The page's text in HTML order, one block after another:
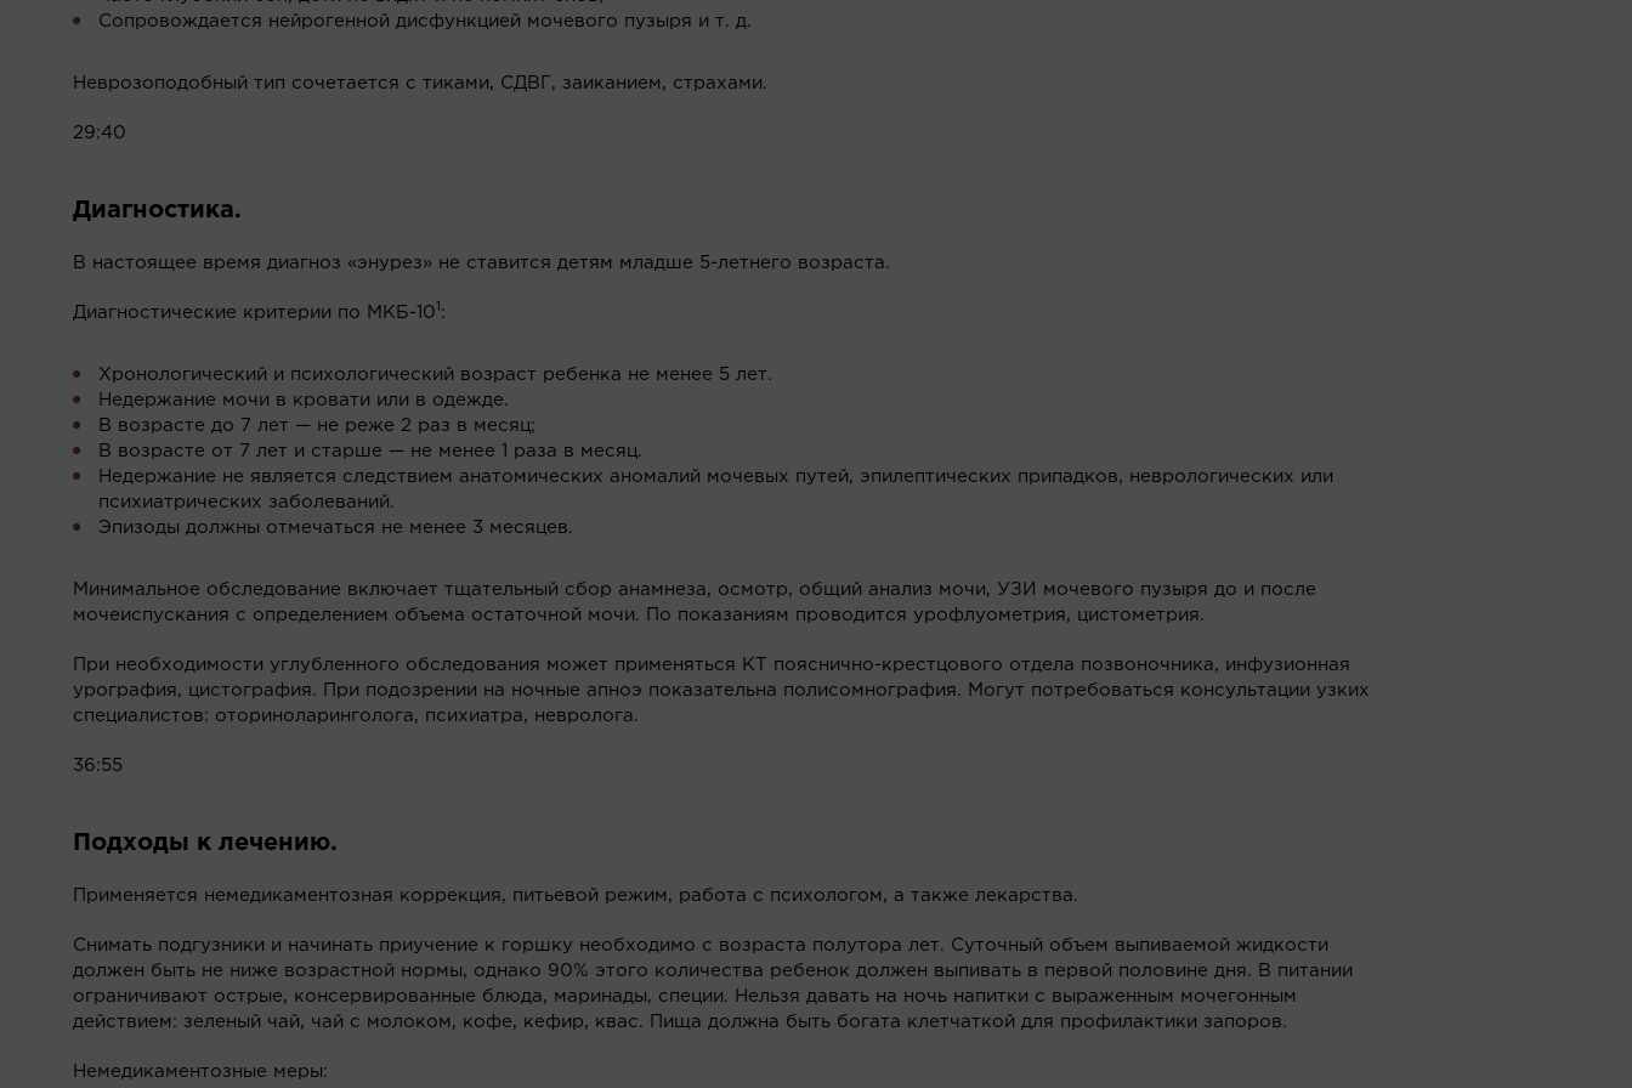
Сопровождается нейрогенной дисфункцией мочевого пузыря и т. д.
Неврозоподобный тип сочетается с тиками, СДВГ, заиканием, страхами.
29:40
Диагностика.
В настоящее время диагноз «энурез» не ставится детям младше 5-летнего возраста.
Диагностические критерии по МКБ-10 :
Хронологический и психологический возраст ребенка не менее 5 лет.
Недержание мочи в кровати или в одежде.
В возрасте до 7 лет — не реже 2 раз в месяц;
В возрасте от 7 лет и старше — не менее 1 раза в месяц.
Недержание не является следствием анатомических аномалий мочевых путей, эпилептических припадков, неврологических или
психиатрических заболеваний.
Эпизоды должны отмечаться не менее 3 месяцев.
Минимальное обследование включает тщательный сбор анамнеза, осмотр, общий анализ мочи, УЗИ мочевого пузыря до и после
мочеиспускания с определением объема остаточной мочи. По показаниям проводится урофлуометрия, цистометрия.
При необходимости углубленного обследования может применяться КТ пояснично-крестцового отдела позвоночника, инфузионная
урография, цистография. При подозрении на ночные апноэ показательна полисомнография. Могут потребоваться консультации узких
специалистов: оториноларинголога, психиатра, невролога.
36:55
Подходы к лечению.
Применяется немедикаментозная коррекция, питьевой режим, работа с психологом, а также лекарства.
Снимать подгузники и начинать приучение к горшку необходимо с возраста полутора лет. Суточный объем выпиваемой жидкости
должен быть не ниже возрастной нормы, однако 90% этого количества ребенок должен выпивать в первой половине дня. В питании
ограничивают острые, консервированные блюда, маринады, специи. Нельзя давать на ночь напитки с выраженным мочегонным
действием: зеленый чай, чай с молоком, кофе, кефир, квас. Пища должна быть богата клетчаткой для профилактики запоров.
Немедикаментозные меры: